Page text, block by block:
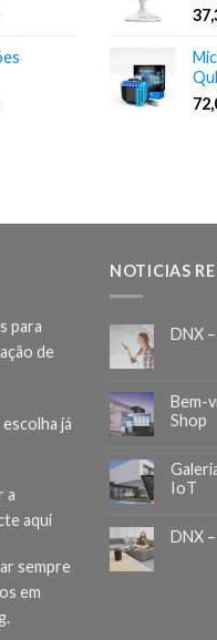
para
de
já
a
aqui
sempre
em
NOTICIAS
DNX
Bem-
Shop
IoT
DNX